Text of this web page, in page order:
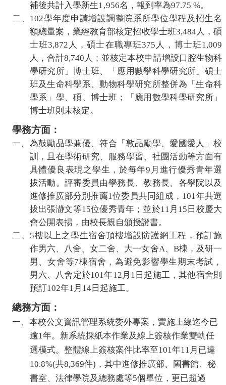
規
政
務
校
補後共計入學新生1‚956名，報到率為97.75 %。
二、 102學年度申請增設調整院系所學位學程及招生名
額總量案，業經教育部核定招收學士班3,484人，碩
士班3,872 人，碩士在職專班375 人，博士班1,009
人，合計8,740 人；並核定本校申請增設口腔生物科
學研究所」博士班、「應用數學科學研究所」碩士
班及生命科學系、動物科學研究所整併為「生命科
學系」學、碩、博士班；「應用數學科學研究所」
博士班則未核定。
學務方面：
一、為鼓勵品學兼優、符合「 敦品勵學、愛國愛人」校
訓，且在學術研究、服務學習、社團活動等方面有
具體優良表現之學生，於每年9 月進行優秀青年選
拔活動。評審委員由學務長、教務長、各學院以及
進修推廣部分別推薦1位委員共同組成， 101年共選
拔出張瀞文等15位優秀青年；並於11 月 15 日校慶大
會公開表揚，由校長親自頒授證書。
二、 5樓以上之學生宿舍頂樓增設防護網工程，預訂施
作男六、八舍、女二舍、大一女舍A、 B棟，及研一
男、女舍等7棟宿舍，為避免影響學生期末考試，
男六、八舍定於101年12 月 1 日起施工，其他宿舍則
預訂102年1 月 14日起施工。
總務方面：
一、本校公文資訊管理系統委外專案，實施上線迄今已
逾1年。新系統採紙本作業及線上簽核作業雙軌任
選模式。 整體線上簽核案件比率至101年11 月已達
10.8%(共8,369件) ，其中進修推廣部、圖書館、秘
書室、法律學院及總務處等5個單位，更已超過